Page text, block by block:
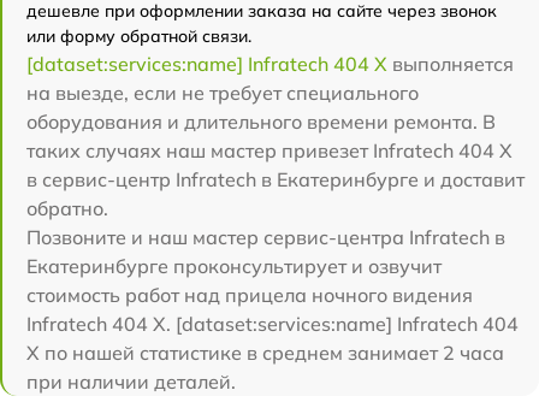
дешевле при оформлении заказа на сайте через звонок
или форму обратной связи.
[dataset:services:name] Infratech 404 Х выполняется
на выезде, если не требует специального
оборудования и длительного времени ремонта. В
таких случаях наш мастер привезет Infratech 404 Х
в сервис-центр Infratech в Екатеринбурге и доставит
обратно.
Позвоните и наш мастер сервис-центра Infratech в
Екатеринбурге проконсультирует и озвучит
стоимость работ над прицела ночного видения
Infratech 404 Х. [dataset:services:name] Infratech 404
Х по нашей статистике в среднем занимает 2 часа
при наличии деталей.